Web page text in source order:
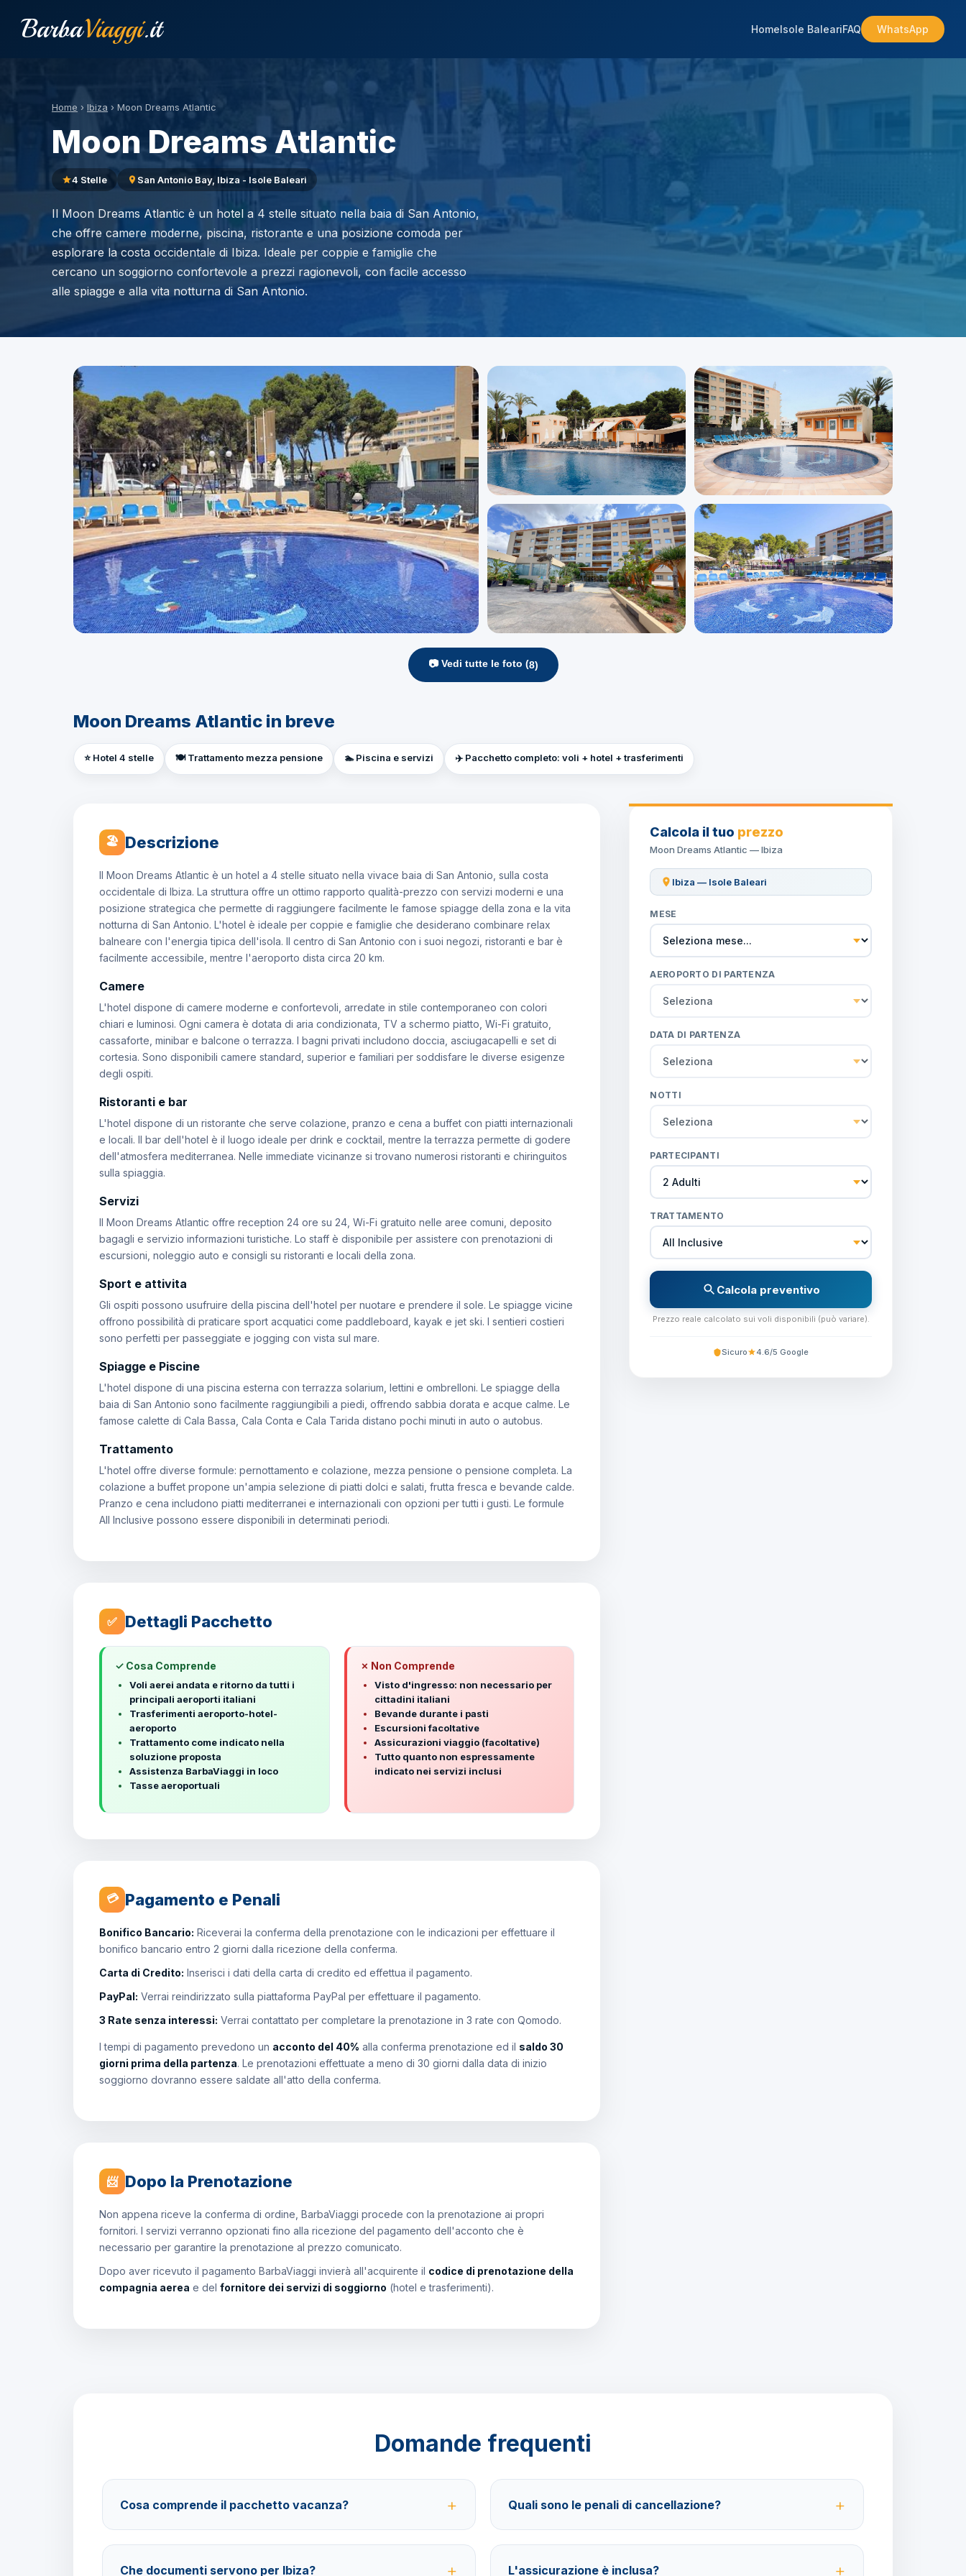
BarbaViaggi.it HomeIsole BaleariFAQ WhatsApp
Home › Ibiza › Moon Dreams Atlantic
Moon Dreams Atlantic
4 Stelle San Antonio Bay, Ibiza - Isole Baleari
Il Moon Dreams Atlantic è un hotel a 4 stelle situato nella baia di San Antonio,
che offre camere moderne, piscina, ristorante e una posizione comoda per
esplorare la costa occidentale di Ibiza. Ideale per coppie e famiglie che
cercano un soggiorno confortevole a prezzi ragionevoli, con facile accesso
alle spiagge e alla vita notturna di San Antonio.
📷 Vedi tutte le foto (8)
Moon Dreams Atlantic in breve
⭐ Hotel 4 stelle 🍽️ Trattamento mezza pensione 🏊 Piscina e servizi ✈️ Pacchetto completo: voli + hotel + trasferimenti
🏖 Descrizione
Il Moon Dreams Atlantic è un hotel a 4 stelle situato nella vivace baia di San Antonio, sulla costa
occidentale di Ibiza. La struttura offre un ottimo rapporto qualità-prezzo con servizi moderni e una
posizione strategica che permette di raggiungere facilmente le famose spiagge della zona e la vita
notturna di San Antonio. L'hotel è ideale per coppie e famiglie che desiderano combinare relax
balneare con l'energia tipica dell'isola. Il centro di San Antonio con i suoi negozi, ristoranti e bar è
facilmente accessibile, mentre l'aeroporto dista circa 20 km.
Camere
L'hotel dispone di camere moderne e confortevoli, arredate in stile contemporaneo con colori
chiari e luminosi. Ogni camera è dotata di aria condizionata, TV a schermo piatto, Wi-Fi gratuito,
cassaforte, minibar e balcone o terrazza. I bagni privati includono doccia, asciugacapelli e set di
cortesia. Sono disponibili camere standard, superior e familiari per soddisfare le diverse esigenze
degli ospiti.
Ristoranti e bar
L'hotel dispone di un ristorante che serve colazione, pranzo e cena a buffet con piatti internazionali
e locali. Il bar dell'hotel è il luogo ideale per drink e cocktail, mentre la terrazza permette di godere
dell'atmosfera mediterranea. Nelle immediate vicinanze si trovano numerosi ristoranti e chiringuitos
sulla spiaggia.
Servizi
Il Moon Dreams Atlantic offre reception 24 ore su 24, Wi-Fi gratuito nelle aree comuni, deposito
bagagli e servizio informazioni turistiche. Lo staff è disponibile per assistere con prenotazioni di
escursioni, noleggio auto e consigli su ristoranti e locali della zona.
Sport e attivita
Gli ospiti possono usufruire della piscina dell'hotel per nuotare e prendere il sole. Le spiagge vicine
offrono possibilità di praticare sport acquatici come paddleboard, kayak e jet ski. I sentieri costieri
sono perfetti per passeggiate e jogging con vista sul mare.
Spiagge e Piscine
L'hotel dispone di una piscina esterna con terrazza solarium, lettini e ombrelloni. Le spiagge della
baia di San Antonio sono facilmente raggiungibili a piedi, offrendo sabbia dorata e acque calme. Le
famose calette di Cala Bassa, Cala Conta e Cala Tarida distano pochi minuti in auto o autobus.
Trattamento
L'hotel offre diverse formule: pernottamento e colazione, mezza pensione o pensione completa. La
colazione a buffet propone un'ampia selezione di piatti dolci e salati, frutta fresca e bevande calde.
Pranzo e cena includono piatti mediterranei e internazionali con opzioni per tutti i gusti. Le formule
All Inclusive possono essere disponibili in determinati periodi.
✅ Dettagli Pacchetto
✓ Cosa Comprende
Voli aerei andata e ritorno da tutti i
principali aeroporti italiani
Trasferimenti aeroporto-hotel-
aeroporto
Trattamento come indicato nella
soluzione proposta
Assistenza BarbaViaggi in loco
Tasse aeroportuali
✗ Non Comprende
Visto d'ingresso: non necessario per
cittadini italiani
Bevande durante i pasti
Escursioni facoltative
Assicurazioni viaggio (facoltative)
Tutto quanto non espressamente
indicato nei servizi inclusi
💳 Pagamento e Penali
Bonifico Bancario: Riceverai la conferma della prenotazione con le indicazioni per effettuare il
bonifico bancario entro 2 giorni dalla ricezione della conferma.
Carta di Credito: Inserisci i dati della carta di credito ed effettua il pagamento.
PayPal: Verrai reindirizzato sulla piattaforma PayPal per effettuare il pagamento.
3 Rate senza interessi: Verrai contattato per completare la prenotazione in 3 rate con Qomodo.
I tempi di pagamento prevedono un acconto del 40% alla conferma prenotazione ed il saldo 30
giorni prima della partenza. Le prenotazioni effettuate a meno di 30 giorni dalla data di inizio
soggiorno dovranno essere saldate all'atto della conferma.
📨 Dopo la Prenotazione
Non appena riceve la conferma di ordine, BarbaViaggi procede con la prenotazione ai propri
fornitori. I servizi verranno opzionati fino alla ricezione del pagamento dell'acconto che è
necessario per garantire la prenotazione al prezzo comunicato.
Dopo aver ricevuto il pagamento BarbaViaggi invierà all'acquirente il codice di prenotazione della
compagnia aerea e del fornitore dei servizi di soggiorno (hotel e trasferimenti).
Calcola il tuo prezzo
Moon Dreams Atlantic — Ibiza
Ibiza — Isole Baleari
MESE
AEROPORTO DI PARTENZA
DATA DI PARTENZA
NOTTI
PARTECIPANTI
TRATTAMENTO
Calcola preventivo
Prezzo reale calcolato sui voli disponibili (può variare).
Sicuro 4.6/5 Google
Domande frequenti
Cosa comprende il pacchetto vacanza?
stelle con mezza pensione e assistenza BarbaViaggi.
Quali sono le penali di cancellazione?
assicurazione facoltativa rimborso 100%.
Che documenti servono per Ibiza? L'assicurazione è inclusa?